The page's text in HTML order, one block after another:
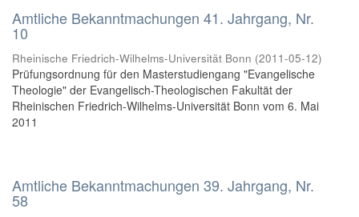
Amtliche Bekanntmachungen 41. Jahrgang, Nr.
10
Rheinische Friedrich-Wilhelms-Universität Bonn (2011-05-12)
Prüfungsordnung für den Masterstudiengang "Evangelische
Theologie" der Evangelisch-Theologischen Fakultät der
Rheinischen Friedrich-Wilhelms-Universität Bonn vom 6. Mai
2011
Amtliche Bekanntmachungen 39. Jahrgang, Nr.
58